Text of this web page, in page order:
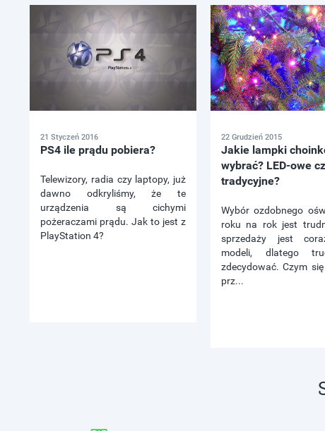
21 Styczeń 2016
PS4 ile prądu pobiera?
Telewizory, radia czy laptopy, już
dawno odkryliśmy, że te
urządzenia są cichymi
pożeraczami prądu. Jak to jest z
PlayStation 4?
22 Grudzień 2015
Jakie lampki
wybrać? LED-owe
tradycyjne?
Wybór ozdobnego
roku na rok jest
sprzedaży jest
modeli, dlatego
zdecydować. Czym
prz...